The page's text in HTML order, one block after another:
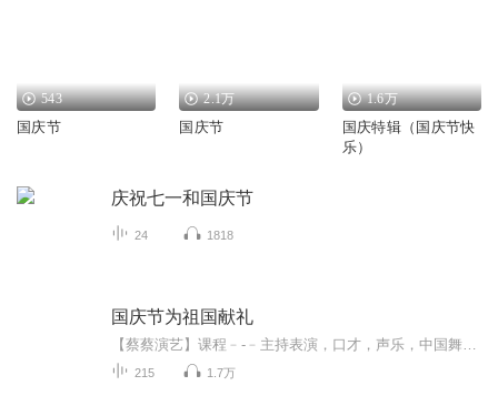
543
国庆节
2.1万
国庆节
1.6万
国庆特辑（国庆节快
乐）
庆祝七一和国庆节
24 1818
国庆节为祖国献礼
215 1.7万